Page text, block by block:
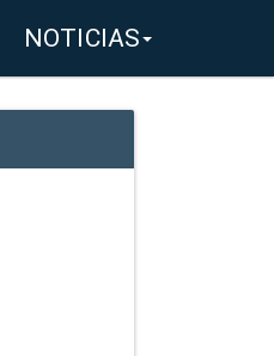
NOTICIAS